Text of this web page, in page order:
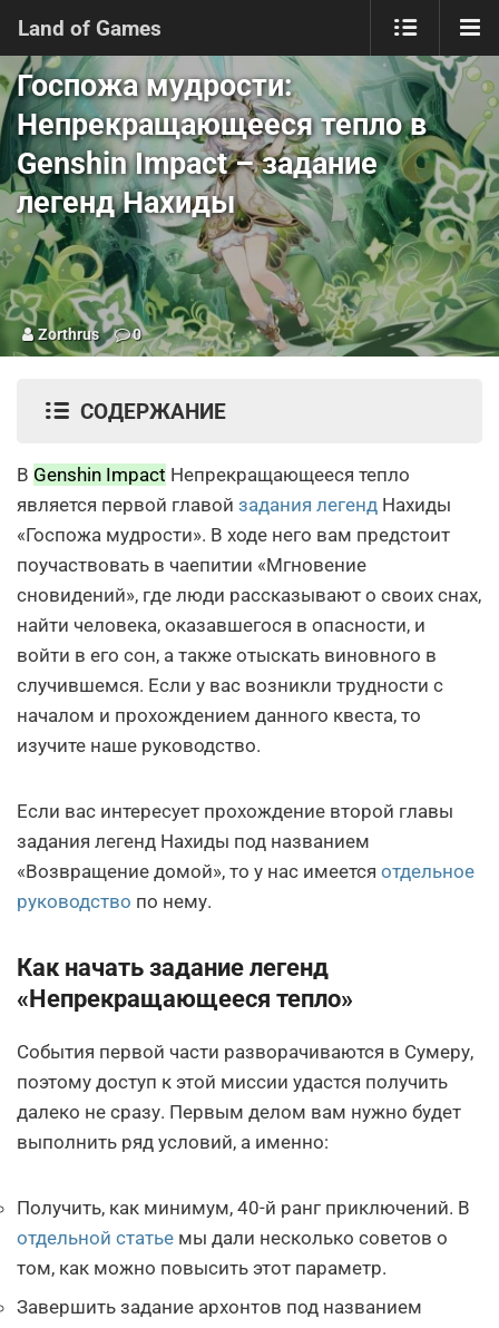
Land of Games
Госпожа мудрости:
Непрекращающееся тепло в
Genshin Impact – задание
легенд Нахиды
Zorthrus 0
СОДЕРЖАНИЕ
В Genshin Impact Непрекращающееся тепло
является первой главой задания легенд Нахиды
«Госпожа мудрости». В ходе него вам предстоит
поучаствовать в чаепитии «Мгновение
сновидений», где люди рассказывают о своих снах,
найти человека, оказавшегося в опасности, и
войти в его сон, а также отыскать виновного в
случившемся. Если у вас возникли трудности с
началом и прохождением данного квеста, то
изучите наше руководство.
Если вас интересует прохождение второй главы
задания легенд Нахиды под названием
«Возвращение домой», то у нас имеется отдельное
руководство по нему.
Как начать задание легенд
«Непрекращающееся тепло»
События первой части разворачиваются в Сумеру,
поэтому доступ к этой миссии удастся получить
далеко не сразу. Первым делом вам нужно будет
выполнить ряд условий, а именно:
Получить, как минимум, 40-й ранг приключений. В
отдельной статье мы дали несколько советов о
том, как можно повысить этот параметр.
Завершить задание архонтов под названием